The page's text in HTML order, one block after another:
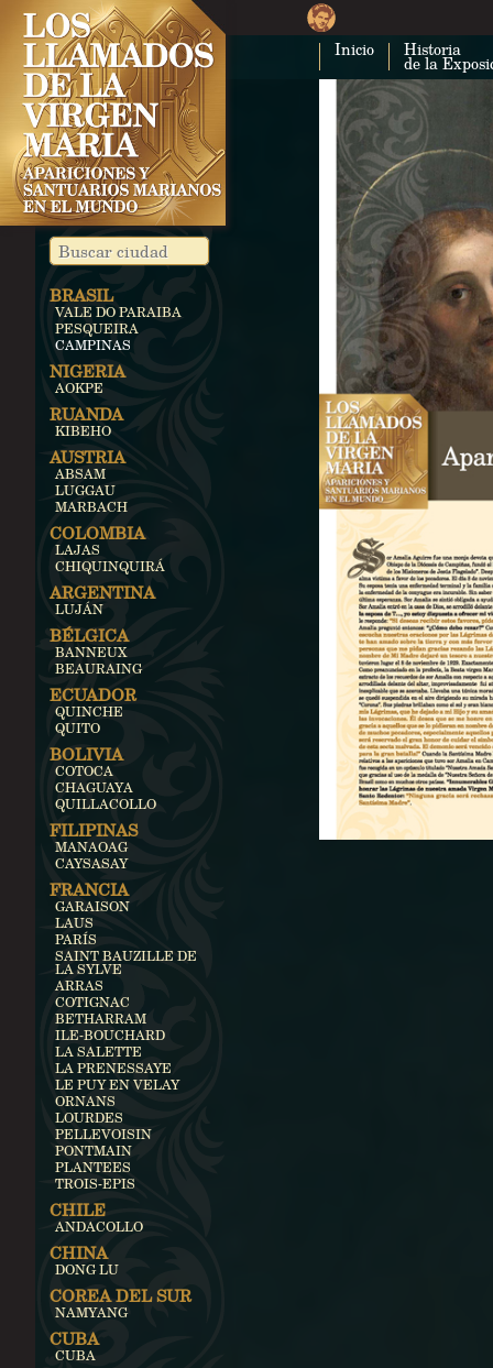
Inicio Historia
de la
BRASIL
VALE DO PARAIBA
PESQUEIRA
CAMPINAS
NIGERIA
AOKPE
RUANDA
KIBEHO
AUSTRIA
ABSAM
LUGGAU
MARBACH
COLOMBIA
LAJAS
CHIQUINQUIRÁ
ARGENTINA
LUJÁN
BÉLGICA
BANNEUX
BEAURAING
ECUADOR
QUINCHE
QUITO
BOLIVIA
COTOCA
CHAGUAYA
QUILLACOLLO
FILIPINAS
MANAOAG
CAYSASAY
FRANCIA
GARAISON
LAUS
PARÍS
SAINT BAUZILLE DE
LA SYLVE
ARRAS
COTIGNAC
BETHARRAM
ILE-BOUCHARD
LA SALETTE
LA PRENESSAYE
LE PUY EN VELAY
ORNANS
LOURDES
PELLEVOISIN
PONTMAIN
PLANTEES
TROIS-EPIS
CHILE
ANDACOLLO
CHINA
DONG LU
COREA DEL SUR
NAMYANG
CUBA
CUBA